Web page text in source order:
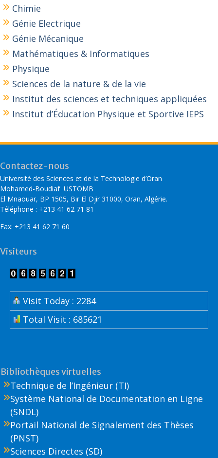
Chimie
Génie Electrique
Génie Mécanique
Mathématiques & Informatiques
Physique
Sciences de la nature & de la vie
Institut des sciences et techniques appliquées
Institut d’Éducation Physique et Sportive IEPS
Contactez-nous
Université des Sciences et de la Technologie d’Oran
Mohamed-Boudiaf USTOMB
El Mnaouar, BP 1505, Bir El Djir 31000, Oran, Algérie.
Téléphone : +213 41 62 71 81
Fax: +213 41 62 71 60
Visiteurs
Visit Today : 2284
Total Visit : 685621
Bibliothèques virtuelles
Technique de l’Ingénieur (TI)
Système National de Documentation en Ligne
(SNDL)
Portail National de Signalement des Thèses
(PNST)
Sciences Directes (SD)